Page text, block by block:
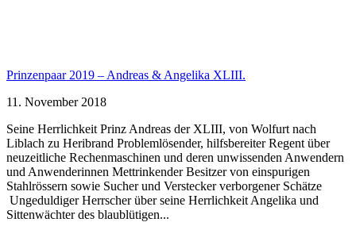
Prinzenpaar 2019 – Andreas & Angelika XLIII.
11. November 2018
Seine Herrlichkeit Prinz Andreas der XLIII, von Wolfurt nach
Liblach zu Heribrand Problemlösender, hilfsbereiter Regent über
neuzeitliche Rechenmaschinen und deren unwissenden Anwendern
und Anwenderinnen Mettrinkender Besitzer von einspurigen
Stahlrössern sowie Sucher und Verstecker verborgener Schätze
Ungeduldiger Herrscher über seine Herrlichkeit Angelika und
Sittenwächter des blaublütigen...